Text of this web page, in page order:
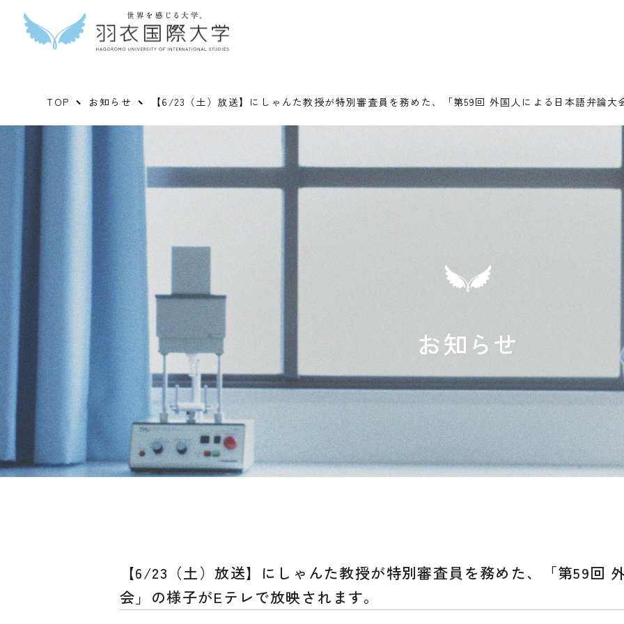
TOP お知らせ 【6/23（土）放送】にしゃんた教授が特別審査員を務めた、「第59回 外国人による日本語弁論
お知らせ
【6/23（土）放送】にしゃんた教授が特別審査員を務めた、「第59回
会」の様子がEテレで放映されます。